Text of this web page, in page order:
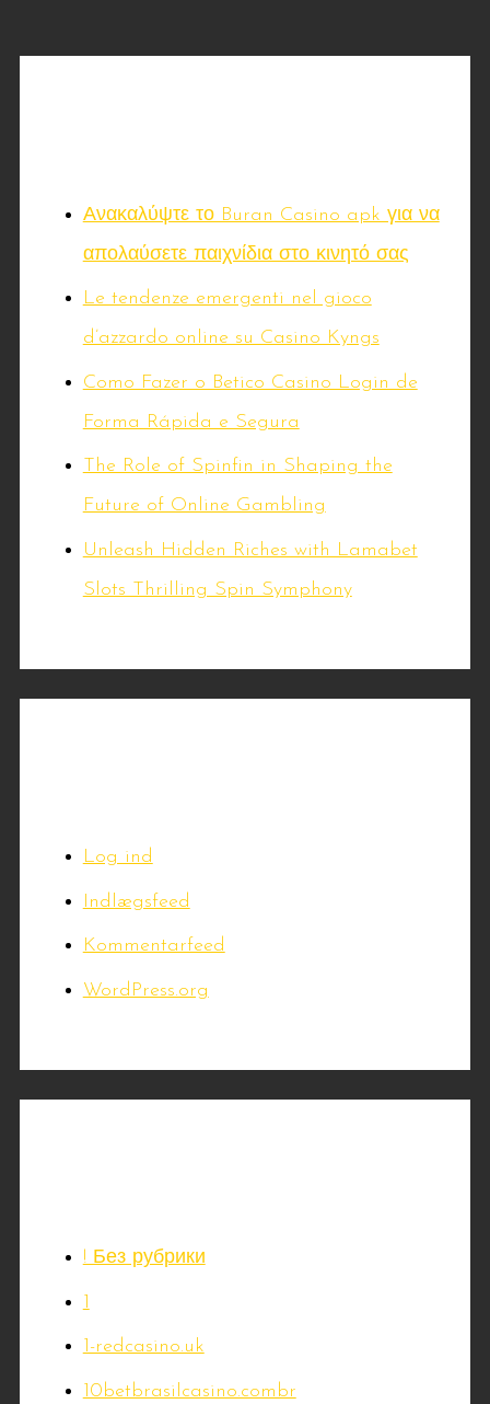
Ανακαλύψτε το Buran Casino apk για να
απολαύσετε παιχνίδια στο κινητό σας
Le tendenze emergenti nel gioco
d’azzardo online su Casino Kyngs
Como Fazer o Betico Casino Login de
Forma Rápida e Segura
The Role of Spinfin in Shaping the
Future of Online Gambling
Unleash Hidden Riches with Lamabet
Slots Thrilling Spin Symphony
Log ind
Indlægsfeed
Kommentarfeed
WordPress.org
! Без рубрики
1
1-redcasino.uk
10betbrasilcasino.combr